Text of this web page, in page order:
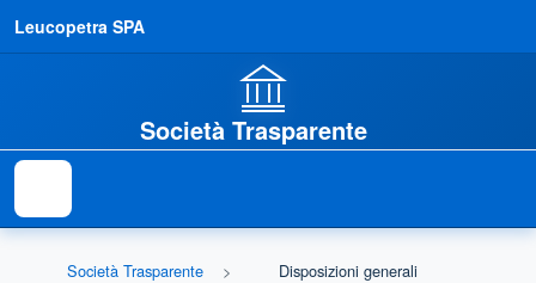
Leucopetra SPA
Società Trasparente
Società Trasparente Disposizioni generali